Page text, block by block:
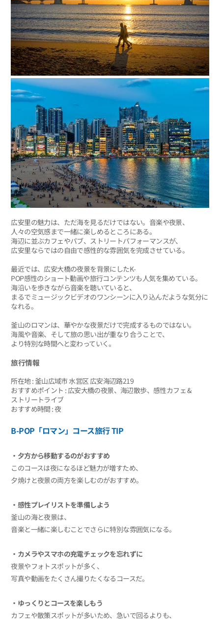
広安里の魅力は、ただ海を見るだけではない。音楽や夜景、
人々の空気感まで一緒に楽しめるところにある。
海辺に並ぶカフェやパブ、ストリートパフォーマンスが、
広安里ならではの自由で感性的な雰囲気を完成させている。
最近では、広安大橋の夜景を背景にしたK-
POP感性のショート動画や旅行コンテンツも人気を集めている。
海沿いを歩きながら音楽を聴いていると、
まるでミュージックビデオのワンシーンに入り込んだような気分に
なれる。
釜山のロマンは、華やかな夜景だけで完成するものではない。
海風や音楽、そして旅の思い出が重なり合うことで、
より特別な時間へと変わっていく。
旅行情報
所在地 : 釜山広域市 水営区 広安海辺路219
おすすめポイント : 広安大橋の夜景、海辺散歩、感性カフェ &
ストリートライブ
おすすめ時間 : 夜
B-POP「ロマン」コース旅行 TIP
‧夕方から移動するのがおすすめ
このコースは夜になるほど魅力が増すため、
夕焼けと夜景の両方を楽しむのがおすすめ。
‧感性プレイリストを準備しよう
釜山の海と夜景は、
音楽と一緒に楽しむことでさらに特別な雰囲気になる。
‧カメラやスマホの充電チェックを忘れずに
夜景やフォトスポットが多く、
写真や動画をたくさん撮りたくなるコースだ。
‧ゆっくりとコースを楽しもう
カフェや散策スポットが多いため、急いで回るよりも、